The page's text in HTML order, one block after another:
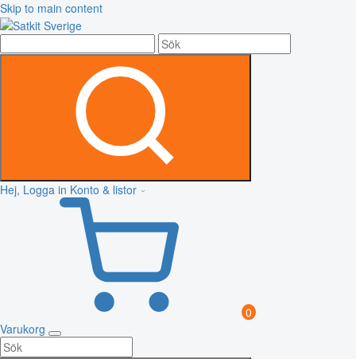
Skip to main content
Hej, Logga in Konto & listor
0
Varukorg